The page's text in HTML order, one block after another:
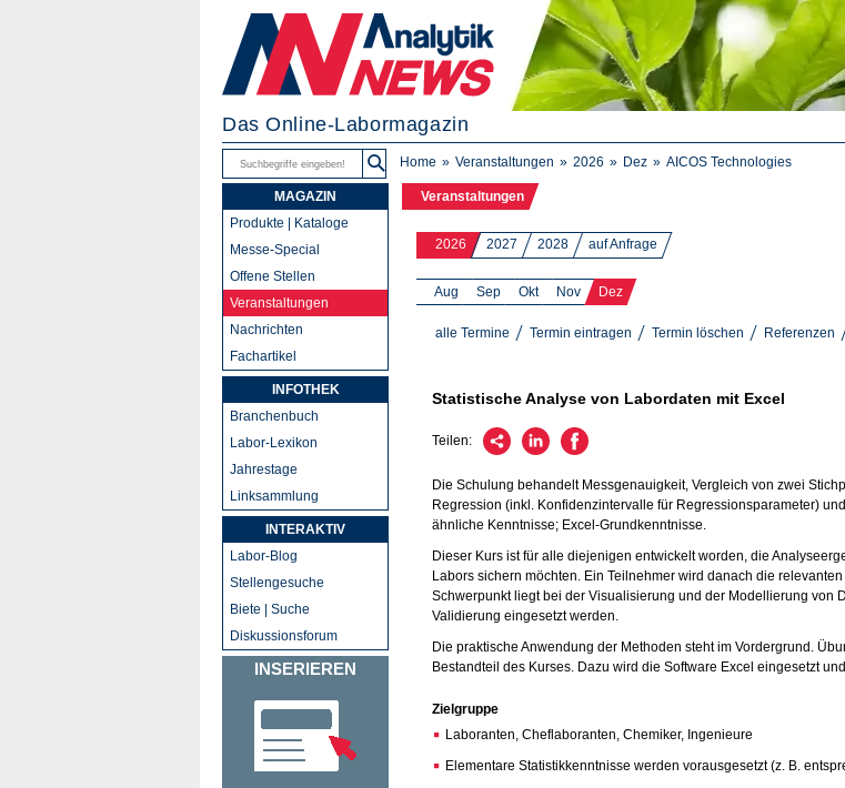
Das Online-Labormagazin
Home Veranstaltungen 2026 Dez AICOS Technologies
Veranstaltungen
2026 2027 2028 auf Anfrage
Aug Sep Okt Nov Dez
alle Termine Termin eintragen Termin löschen Referenzen
Statistische Analyse von Labordaten mit Excel
Teilen:
Die Schulung behandelt Messgenauigkeit, Vergleich von zwei
Regression (inkl. Konfidenzintervalle für Regressionsparameter)
ähnliche Kenntnisse; Excel-Grundkenntnisse.
Dieser Kurs ist für alle diejenigen entwickelt worden, die
Labors sichern möchten. Ein Teilnehmer wird danach die
Schwerpunkt liegt bei der Visualisierung und der Modellierung von
Validierung eingesetzt werden.
Die praktische Anwendung der Methoden steht im Vordergrund.
Bestandteil des Kurses. Dazu wird die Software Excel eingesetzt
Zielgruppe
Laboranten, Cheflaboranten, Chemiker, Ingenieure
Elementare Statistikkenntnisse werden vorausgesetzt (z. B.
MAGAZIN
Produkte | Kataloge
Messe-Special
Offene Stellen
Veranstaltungen
Nachrichten
Fachartikel
INFOTHEK
Branchenbuch
Labor-Lexikon
Jahrestage
Linksammlung
INTERAKTIV
Labor-Blog
Stellengesuche
Biete | Suche
Diskussionsforum
INSERIEREN